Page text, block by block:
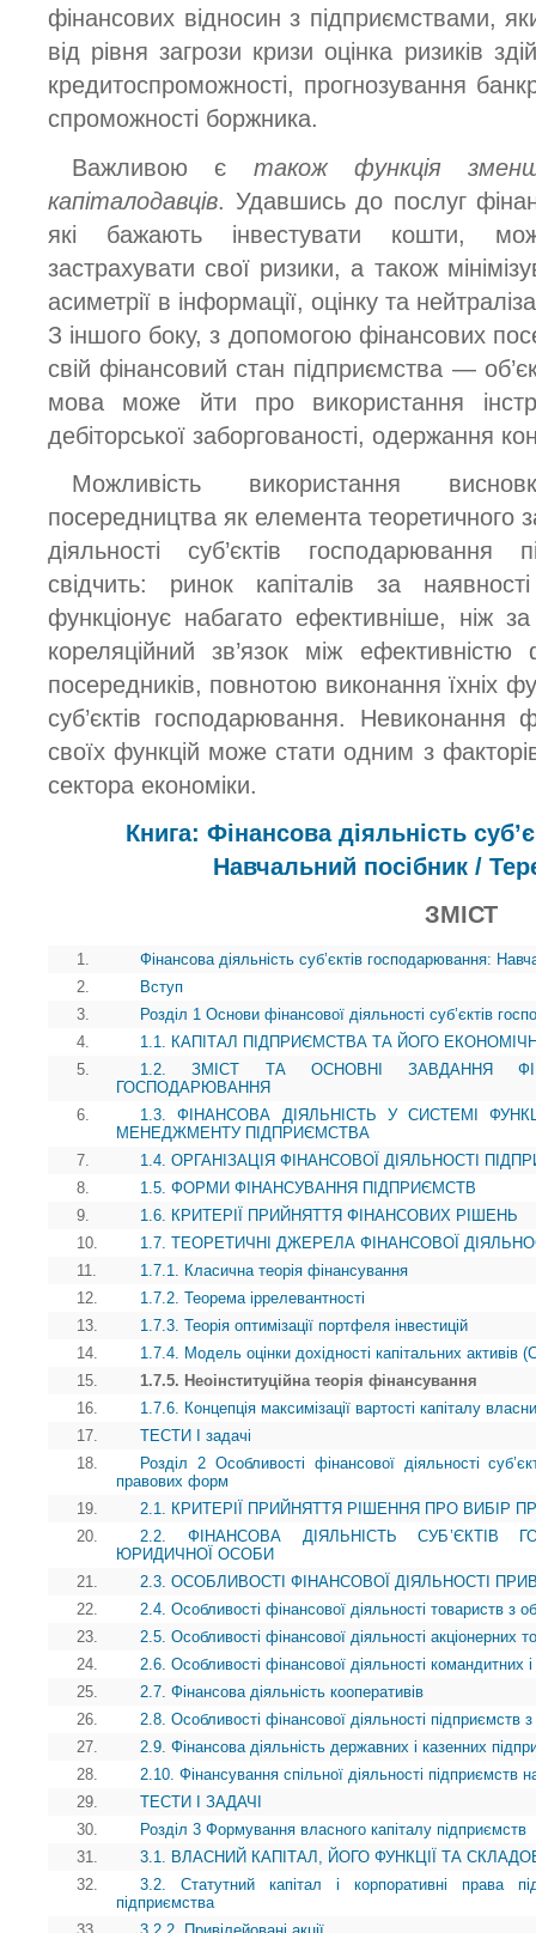
фінансових відносин з підприємствами,
від рівня загрози кризи оцінка ризиків
кредитоспроможності, прогнозування
спроможності боржника.
Важливою є також функція
капіталодавців. Удавшись до послуг
які бажають інвестувати кошти,
застрахувати свої ризики, а також
асиметрії в інформації, оцінку та
З іншого боку, з допомогою фінансових
свій фінансовий стан підприємства —
мова може йти про використання
дебіторської заборгованості, одержання
Можливість використання
посередництва як елемента теоретичного
діяльності суб’єктів
свідчить: ринок капіталів за
функціонує набагато ефективніше, ніж
кореляційний зв’язок між ефективністю
посередників, повнотою виконання їхніх
суб’єктів господарювання. Невиконання
своїх функцій може стати одним з
сектора економіки.
Книга: Фінансова діяльність
Навчальний посібник /
ЗМІСТ
1.
Фінансова діяльність суб’єктів господарювання:
2.
Вступ
3.
Розділ 1 Основи фінансової діяльності суб’єктів
4.
1.1. КАПІТАЛ ПІДПРИЄМСТВА ТА ЙОГО
5.
1.2. ЗМІСТ ТА ОСНОВНІ ЗАВДАННЯ
ГОСПОДАРЮВАННЯ
6.
1.3. ФІНАНСОВА ДІЯЛЬНІСТЬ У СИСТЕМІ
МЕНЕДЖМЕНТУ ПІДПРИЄМСТВА
7.
1.4. ОРГАНІЗАЦІЯ ФІНАНСОВОЇ ДІЯЛЬНОСТІ
8.
1.5. ФОРМИ ФІНАНСУВАННЯ ПІДПРИЄМСТВ
9.
1.6. КРИТЕРІЇ ПРИЙНЯТТЯ ФІНАНСОВИХ РІШЕНЬ
10.
1.7. ТЕОРЕТИЧНІ ДЖЕРЕЛА ФІНАНСОВОЇ
11.
1.7.1. Класична теорія фінансування
12.
1.7.2. Теорема іррелевантності
13.
1.7.3. Теорія оптимізації портфеля інвестицій
14.
1.7.4. Модель оцінки дохідності капітальних активів
15.
1.7.5. Неоінституційна теорія фінансування
16.
1.7.6. Концепція максимізації вартості капіталу
17.
ТЕСТИ І задачі
18.
Розділ 2 Особливості фінансової діяльності
правових форм
19.
2.1. КРИТЕРІЇ ПРИЙНЯТТЯ РІШЕННЯ ПРО ВИБІР
20.
2.2. ФІНАНСОВА ДІЯЛЬНІСТЬ СУБ’ЄКТІВ
ЮРИДИЧНОЇ ОСОБИ
21.
2.3. ОСОБЛИВОСТІ ФІНАНСОВОЇ ДІЯЛЬНОСТІ
22.
2.4. Особливості фінансової діяльності товариств з
23.
2.5. Особливості фінансової діяльності акціонерних
24.
2.6. Особливості фінансової діяльності командитних
25.
2.7. Фінансова діяльність кооперативів
26.
2.8. Особливості фінансової діяльності підприємств
27.
2.9. Фінансова діяльність державних і казенних
28.
2.10. Фінансування спільної діяльності підприємств
29.
ТЕСТИ І ЗАДАЧІ
30.
Розділ 3 Формування власного капіталу підприємств
31.
3.1. ВЛАСНИЙ КАПІТАЛ, ЙОГО ФУНКЦІЇ ТА
32.
3.2. Статутний капітал і корпоративні права
підприємства